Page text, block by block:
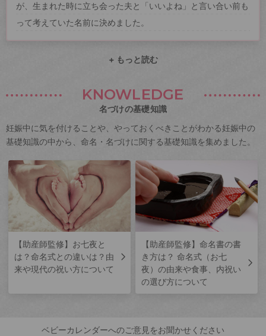
が、生まれた時に立ち会った夫と「いいよね」と言い合い前も
って考えていた名前に決めました。
+ もっと読む
KNOWLEDGE
名づけの基礎知識
妊娠中に気を付けることや、やっておくべきことがわかる妊娠中の
基礎知識の中から、命名・名づけに関する基礎知識を集めました。
【助産師監修】お七夜と
は？命名式との違いは？由
来や現代の祝い方について
【助産師監修】命名書の書
き方は？ 命名式（お七
夜）の由来や食事、内祝い
の選び方について
ベビーカレンダーへのご意見をお聞かせください